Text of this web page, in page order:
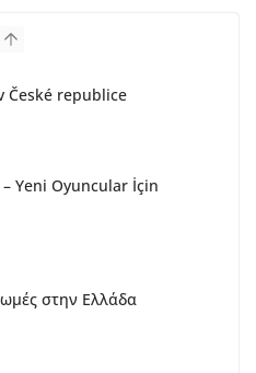
České republice
Yeni Oyuncular İçin
στην Ελλάδα